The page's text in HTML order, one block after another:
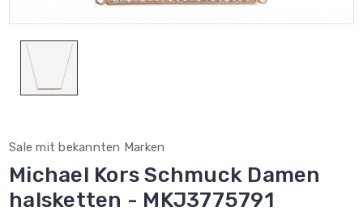
Sale mit bekannten Marken
Michael Kors Schmuck Damen
halsketten - MKJ3775791